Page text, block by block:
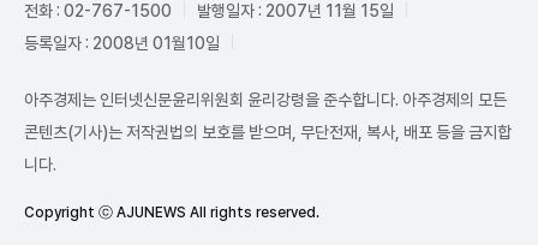
전화 : 02-767-1500
발행일자 : 2007년 11월 15일
등록일자 : 2008년 01월10일
아주경제는 인터넷신문윤리위원회 윤리강령을 준수합니다. 아주경제의 모든
콘텐츠(기사)는 저작권법의 보호를 받으며, 무단전재, 복사, 배포 등을 금지합
니다.
Copyright ⓒ AJUNEWS All rights reserved.